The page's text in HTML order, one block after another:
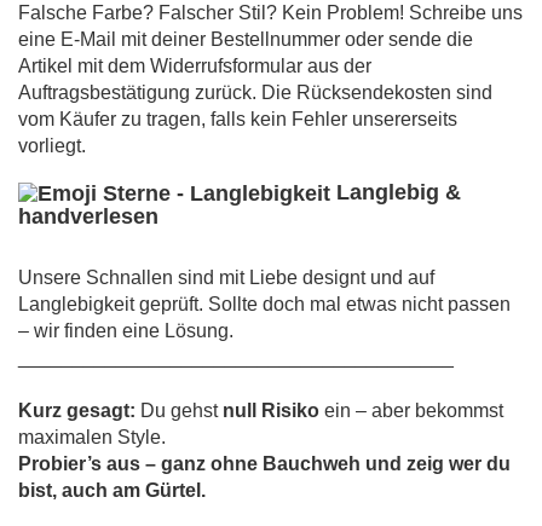
Falsche Farbe? Falscher Stil? Kein Problem! Schreibe uns
eine E-Mail mit deiner Bestellnummer oder sende die
Artikel mit dem Widerrufsformular aus der
Auftragsbestätigung zurück. Die Rücksendekosten sind
vom Käufer zu tragen, falls kein Fehler unsererseits
vorliegt.
Langlebig &
handverlesen
Unsere Schnallen sind mit Liebe designt und auf
Langlebigkeit geprüft. Sollte doch mal etwas nicht passen
– wir finden eine Lösung.
Kurz gesagt: Du gehst null Risiko ein – aber bekommst
maximalen Style.
Probier’s aus – ganz ohne Bauchweh und zeig wer du
bist, auch am Gürtel.